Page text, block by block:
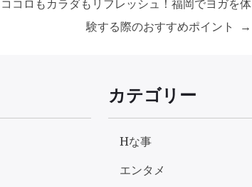
コロもカラダもリフレッシュ！福岡でヨガを体
験する際のおすすめポイント
カテゴリー
Hな事
エンタメ